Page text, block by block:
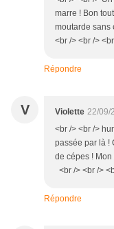
marre ! Bon
moutarde sans
<br /> <br />
Répondre
V Violette 22/09/
<br /> <br />
passée par là !
de cépes !
<br /> <br />
Répondre